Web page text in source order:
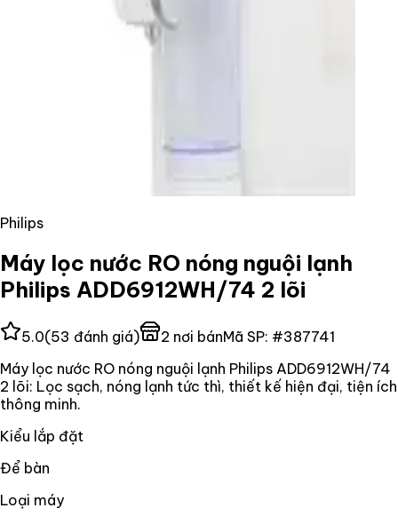
Philips
Máy lọc nước RO nóng nguội lạnh
Philips ADD6912WH/74 2 lõi
5.0(53 đánh giá) 2 nơi bánMã SP: #387741
Máy lọc nước RO nóng nguội lạnh Philips ADD6912WH/74
2 lõi: Lọc sạch, nóng lạnh tức thì, thiết kế hiện đại, tiện ích
thông minh.
Kiểu lắp đặt
Để bàn
Loại máy